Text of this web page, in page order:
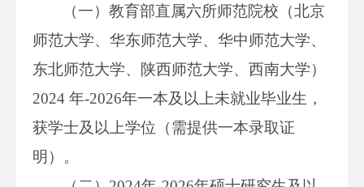
（一）教育部直属六所师范院校（北京
师范大学、华东师范大学、华中师范大学、
东北师范大学、陕西师范大学、西南大学）
2024 年-2026年一本及以上未就业毕业生，
获学士及以上学位（需提供一本录取证
明）。